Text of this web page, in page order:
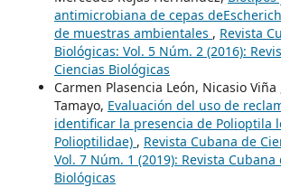
antimicrobiana de cepas
de muestras ambientales , Revista
Biológicas: Vol. 5 Núm. 2 (2016):
Ciencias Biológicas
Carmen Plasencia León, Nicasio Viña
Tamayo, Evaluación del uso de
identificar la presencia de Polioptila
Polioptilidae) , Revista Cubana de
Vol. 7 Núm. 1 (2019): Revista Cubana
Biológicas